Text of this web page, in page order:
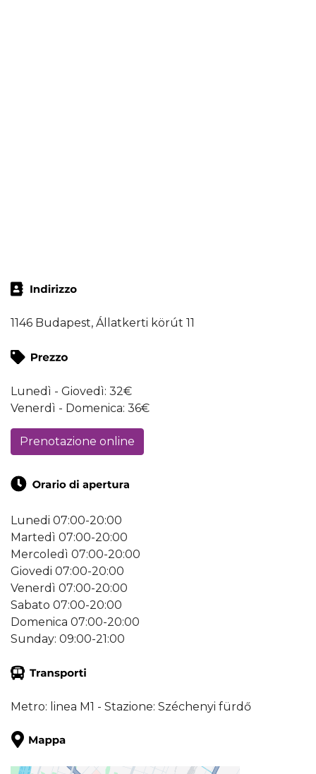
1146 Budapest, Állatkerti körút 11
Lunedì - Giovedì: 32€
Venerdì - Domenica: 36€
Prenotazione online
Lunedi 07:00-20:00
Martedì 07:00-20:00
Mercoledì 07:00-20:00
Giovedi 07:00-20:00
Venerdì 07:00-20:00
Sabato 07:00-20:00
Domenica 07:00-20:00
Sunday: 09:00-21:00
Metro: linea M1 - Stazione: Széchenyi fürdő